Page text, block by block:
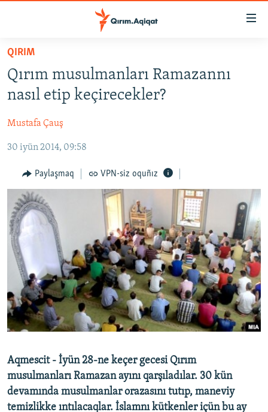
Esas
qaytmaq
Baş
qaytmaq
qaytmaq
SİYASET
İQTİSADİYAT
CEMİYET
MEDENİYET
İNSAN AQLARI
VİDEO
SÜRET
BLOGLAR
FİKİR
Русский
Українською
RFE/RS bütün saytları
QIRIM
Qırım musulmanları Ramazannı
nasıl etip keçirecekler?
Mustafa Çauş
30 iyün 2014, 09:58
Paylaşmaq VPN-siz oquñız
Aqmescit - İyün 28-ne keçer gecesi Qırım
musulmanları Ramazan ayını qarşıladılar. 30 kün
devamında musulmanlar orazasını tutıp, maneviy
temizlikke ıntılacaqlar. İslamnı kütkenler içün bu ay